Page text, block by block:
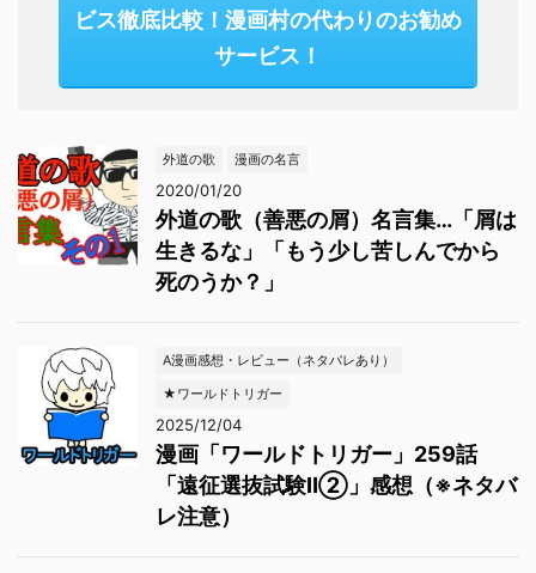
ビス徹底比較！漫画村の代わりのお勧め
サービス！
外道の歌 漫画の名言
2020/01/20
外道の歌（善悪の屑）名言集…「屑は
生きるな」「もう少し苦しんでから
死のうか？」
A漫画感想・レビュー（ネタバレあり）
★ワールドトリガー
2025/12/04
漫画「ワールドトリガー」259話
「遠征選抜試験Ⅱ②」感想（※ネタバ
レ注意）